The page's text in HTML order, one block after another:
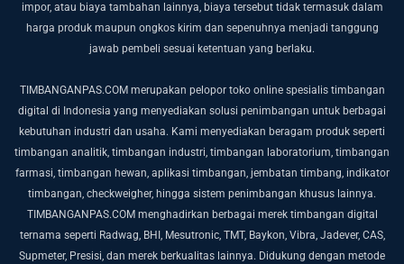
impor, atau biaya tambahan lainnya, biaya tersebut tidak termasuk dalam
harga produk maupun ongkos kirim dan sepenuhnya menjadi tanggung
jawab pembeli sesuai ketentuan yang berlaku.
TIMBANGANPAS.COM merupakan pelopor toko online spesialis timbangan
digital di Indonesia yang menyediakan solusi penimbangan untuk berbagai
kebutuhan industri dan usaha. Kami menyediakan beragam produk seperti
timbangan analitik, timbangan industri, timbangan laboratorium, timbangan
farmasi, timbangan hewan, aplikasi timbangan, jembatan timbang, indikator
timbangan, checkweigher, hingga sistem penimbangan khusus lainnya.
TIMBANGANPAS.COM menghadirkan berbagai merek timbangan digital
ternama seperti Radwag, BHI, Mesutronic, TMT, Baykon, Vibra, Jadever, CAS,
Supmeter, Presisi, dan merek berkualitas lainnya. Didukung dengan metode